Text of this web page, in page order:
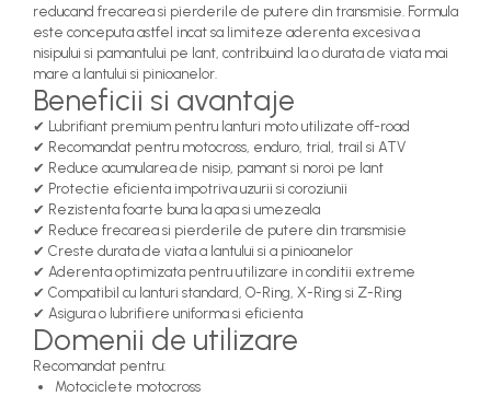
reducand frecarea si pierderile de putere din transmisie. Formula
este conceputa astfel incat sa limiteze aderenta excesiva a
nisipului si pamantului pe lant, contribuind la o durata de viata mai
mare a lantului si pinioanelor.
Beneficii si avantaje
✔ Lubrifiant premium pentru lanturi moto utilizate off-road
✔ Recomandat pentru motocross, enduro, trial, trail si ATV
✔ Reduce acumularea de nisip, pamant si noroi pe lant
✔ Protectie eficienta impotriva uzurii si coroziunii
✔ Rezistenta foarte buna la apa si umezeala
✔ Reduce frecarea si pierderile de putere din transmisie
✔ Creste durata de viata a lantului si a pinioanelor
✔ Aderenta optimizata pentru utilizare in conditii extreme
✔ Compatibil cu lanturi standard, O-Ring, X-Ring si Z-Ring
✔ Asigura o lubrifiere uniforma si eficienta
Domenii de utilizare
Recomandat pentru:
Motociclete motocross